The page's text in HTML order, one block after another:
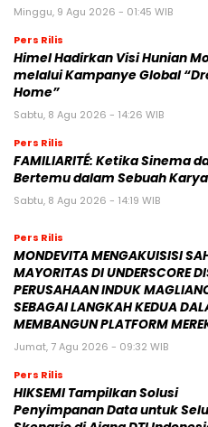
Minggu, 9 Agu 2026 - 01:45 WIB
Pers Rilis
Himel Hadirkan Visi Hunian
melalui Kampanye Global
Home”
Sabtu, 8 Agu 2026 - 14:26 WIB
Pers Rilis
FAMILIARITÉ: Ketika Sinema
Bertemu dalam Sebuah
Sabtu, 8 Agu 2026 - 14:19 WIB
Pers Rilis
MONDEVITA MENGAKUISISI
MAYORITAS DI UNDERSCORE
PERUSAHAAN INDUK
SEBAGAI LANGKAH KEDUA
MEMBANGUN PLATFORM
Jumat, 7 Agu 2026 - 09:32 WIB
Pers Rilis
HIKSEMI Tampilkan Solusi
Penyimpanan Data untuk